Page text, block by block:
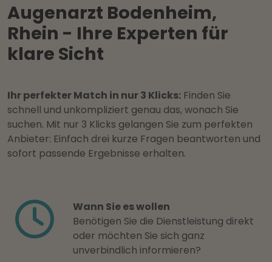
Augenarzt Bodenheim,
Rhein - Ihre Experten für
klare Sicht
Ihr perfekter Match in nur 3 Klicks: Finden Sie
schnell und unkompliziert genau das, wonach Sie
suchen. Mit nur 3 Klicks gelangen Sie zum perfekten
Anbieter: Einfach drei kurze Fragen beantworten und
sofort passende Ergebnisse erhalten.
Wann Sie es wollen
Benötigen Sie die Dienstleistung direkt
oder möchten Sie sich ganz
unverbindlich informieren?